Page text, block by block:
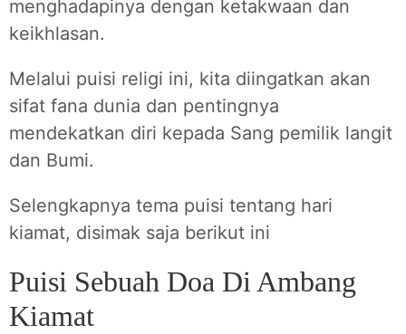
menghadapinya dengan ketakwaan dan
keikhlasan.
Melalui puisi religi ini, kita diingatkan akan
sifat fana dunia dan pentingnya
mendekatkan diri kepada Sang pemilik langit
dan Bumi.
Selengkapnya tema puisi tentang hari
kiamat, disimak saja berikut ini
Puisi Sebuah Doa Di Ambang
Kiamat